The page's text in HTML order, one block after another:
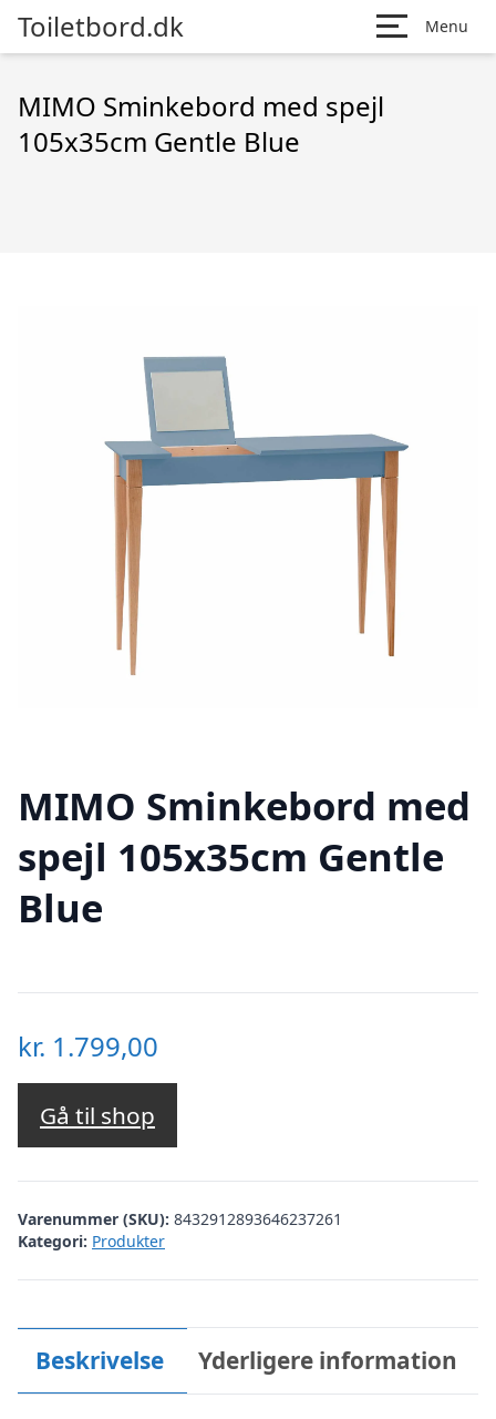
Toiletbord.dk Menu
MIMO Sminkebord med spejl
105x35cm Gentle Blue
MIMO Sminkebord med
spejl 105x35cm Gentle
Blue
kr. 1.799,00
Gå til shop
Varenummer (SKU): 8432912893646237261
Kategori: Produkter
Beskrivelse Yderligere information